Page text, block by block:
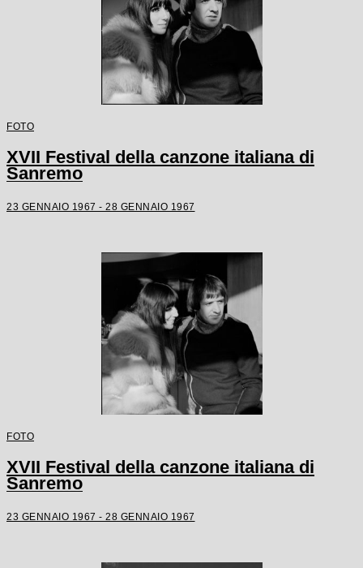
FOTO
XVII Festival della canzone italiana di
Sanremo
23 GENNAIO 1967 - 28 GENNAIO 1967
FOTO
XVII Festival della canzone italiana di
Sanremo
23 GENNAIO 1967 - 28 GENNAIO 1967